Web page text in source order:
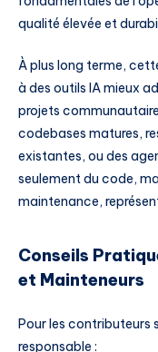
qualité élevée et
À plus long terme,
à des outils IA mieux
projets
codebases matures,
existantes, ou des
seulement du code,
maintenance,
Conseils
et Mainteneurs
Pour les contributeurs
responsable :